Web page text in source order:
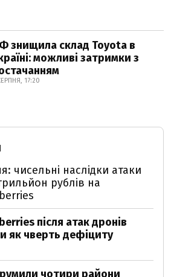
знищила склад Toyota в
можливі затримки з
17:20
чисельні наслідки атаки
рублів на
після атак дронів
як чверть дефіциту
чотири райони